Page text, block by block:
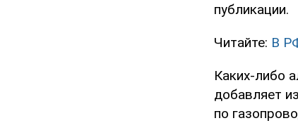
публикации.
Читайте: В
Каких-либо
добавляет
по